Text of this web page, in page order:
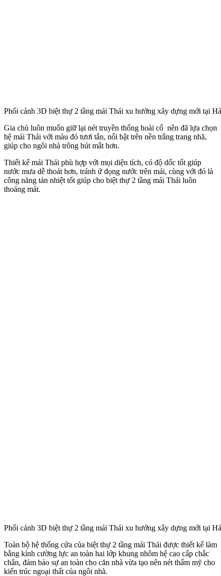
Phối cảnh 3D biệt thự 2 tầng mái Thái xu hướng xây dựng mới tại
Gia chủ luôn muốn giữ lại nét truyền thống hoài cổ nên đã lựa chọn
hệ mái Thái với màu đỏ tươi tắn, nổi bật trên nền trắng trang nhã,
giúp cho ngôi nhà trông hút mắt hơn.
Thiết kế mái Thái phù hợp với mọi diện tích, có độ dốc tốt giúp
nước mưa dễ thoát hơn, tránh ứ đọng nước trên mái, cùng với đó là
công năng tản nhiệt tốt giúp cho biệt thự 2 tầng mái Thái luôn
thoáng mát.
Phối cảnh 3D biệt thự 2 tầng mái Thái xu hướng xây dựng mới tại
Toàn bộ hệ thống cửa của biệt thự 2 tầng mái Thái được thiết kế làm
bằng kính cường lực an toàn hai lớp khung nhôm hệ cao cấp chắc
chắn, đảm bảo sự an toàn cho căn nhà vừa tạo nên nét thẩm mỹ cho
kiến trúc ngoại thất của ngôi nhà.